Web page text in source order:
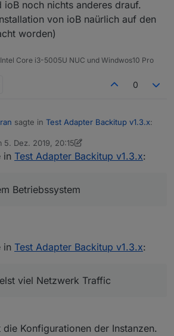
ioB noch nichts anderes drauf.
von ioB naürlich auf den
worden)
Core i3-5005U NUC und Windwos10 Pro
0
sagte in Test Adapter Backitup v1.3.x:
oder STRG-F5 gedrückt
eben gerade gemacht - nun ist das
nicht mehr erreichbar. Ich habe aber
drauf. (Win10 ist vor der Installation von
auf den letzten Stand gebracht
5. Dez. 2019, 20:15
von Homoran 12. Mai 2019, 21:17
in Test Adapter Backitup v1.3.x:
Betriebssystem
in Test Adapter Backitup v1.3.x:
viel Netzwerk Traffic
die Konfigurationen der Instanzen.